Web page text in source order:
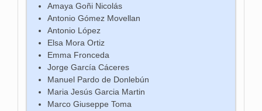
Amaya Goñi Nicolás
Antonio Gómez Movellan
Antonio López
Elsa Mora Ortiz
Emma Fronceda
Jorge García Cáceres
Manuel Pardo de Donlebún
Maria Jesús Garcia Martin
Marco Giuseppe Toma